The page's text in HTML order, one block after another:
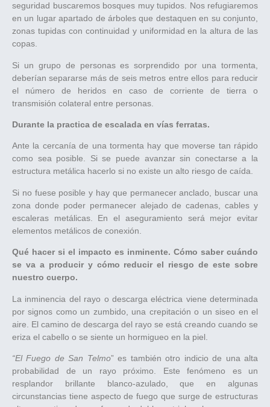
seguridad buscaremos bosques muy tupidos. Nos refugiaremos
en un lugar apartado de árboles que destaquen en su conjunto,
zonas tupidas con continuidad y uniformidad en la altura de las
copas.
Si un grupo de personas es sorprendido por una tormenta,
deberían separarse más de seis metros entre ellos para reducir
el número de heridos en caso de corriente de tierra o
transmisión colateral entre personas.
Durante la practica de escalada en vías ferratas.
Ante la cercanía de una tormenta hay que moverse tan rápido
como sea posible. Si se puede avanzar sin conectarse a la
estructura metálica hacerlo si no existe un alto riesgo de caída.
Si no fuese posible y hay que permanecer anclado, buscar una
zona donde poder permanecer alejado de cadenas, cables y
escaleras metálicas. En el aseguramiento será mejor evitar
elementos metálicos de conexión.
Qué hacer si el impacto es inminente. Cómo saber cuándo
se va a producir y cómo reducir el riesgo de este sobre
nuestro cuerpo.
La inminencia del rayo o descarga eléctrica viene determinada
por signos como un zumbido, una crepitación o un siseo en el
aire. El camino de descarga del rayo se está creando cuando se
eriza el cabello o se siente un hormigueo en la piel.
“El Fuego de San Telmo” es también otro indicio de una alta
probabilidad de un rayo próximo. Este fenómeno es un
resplandor brillante blanco-azulado, que en algunas
circunstancias tiene aspecto de fuego que surge de estructuras